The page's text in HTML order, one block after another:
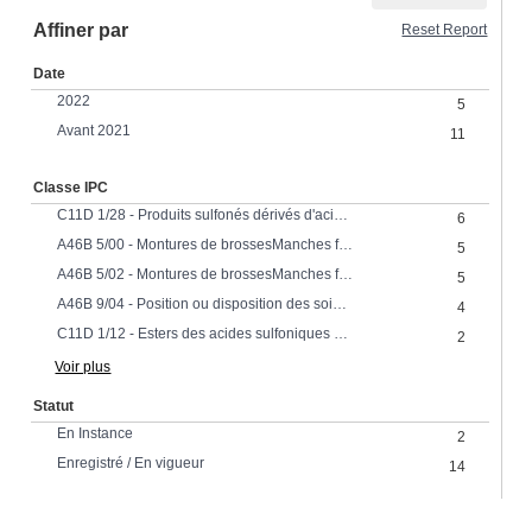
Affiner par Reset Report
Date
2022
5
Avant 2021
11
Classe IPC
C11D 1/28 - Produits sulfonés dérivés d'acides gras ou de leurs dérivés, p. ex. esters, amides
6
A46B 5/00 - Montures de brossesManches faisant corps avec la brosse
5
A46B 5/02 - Montures de brossesManches faisant corps avec la brosse de formes particulières permettant de les tenir à la main
5
A46B 9/04 - Position ou disposition des soies par rapport à la surface de la monture, p. ex. inclinées, en rangées, en groupes pour les brosses à dents
4
C11D 1/12 - Esters des acides sulfoniques ou de l'acide sulfuriqueLeurs sels
2
Voir plus
Statut
En Instance
2
Enregistré / En vigueur
14